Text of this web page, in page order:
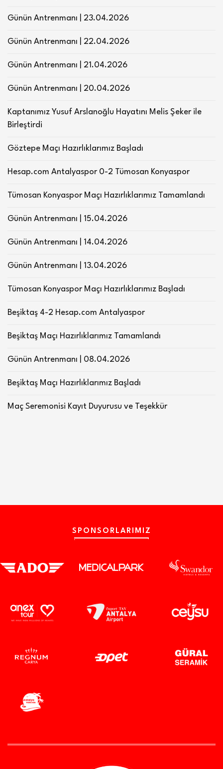
Günün Antrenmanı | 23.04.2026
Günün Antrenmanı | 22.04.2026
Günün Antrenmanı | 21.04.2026
Günün Antrenmanı | 20.04.2026
Kaptanımız Yusuf Arslanoğlu Hayatını Melis Şeker ile
Birleştirdi
Göztepe Maçı Hazırlıklarımız Başladı
Hesap.com Antalyaspor 0-2 Tümosan Konyaspor
Tümosan Konyaspor Maçı Hazırlıklarımız Tamamlandı
Günün Antrenmanı | 15.04.2026
Günün Antrenmanı | 14.04.2026
Günün Antrenmanı | 13.04.2026
Tümosan Konyaspor Maçı Hazırlıklarımız Başladı
Beşiktaş 4-2 Hesap.com Antalyaspor
Beşiktaş Maçı Hazırlıklarımız Tamamlandı
Günün Antrenmanı | 08.04.2026
Beşiktaş Maçı Hazırlıklarımız Başladı
Maç Seremonisi Kayıt Duyurusu ve Teşekkür
SPONSORLARIMIZ